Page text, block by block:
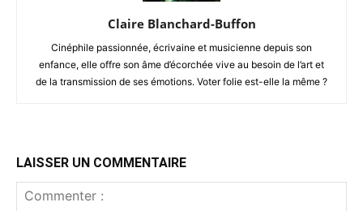
Claire Blanchard-Buffon
Cinéphile passionnée, écrivaine et musicienne depuis son
enfance, elle offre son âme d’écorchée vive au besoin de l’art et
de la transmission de ses émotions. Voter folie est-elle la même ?
LAISSER UN COMMENTAIRE